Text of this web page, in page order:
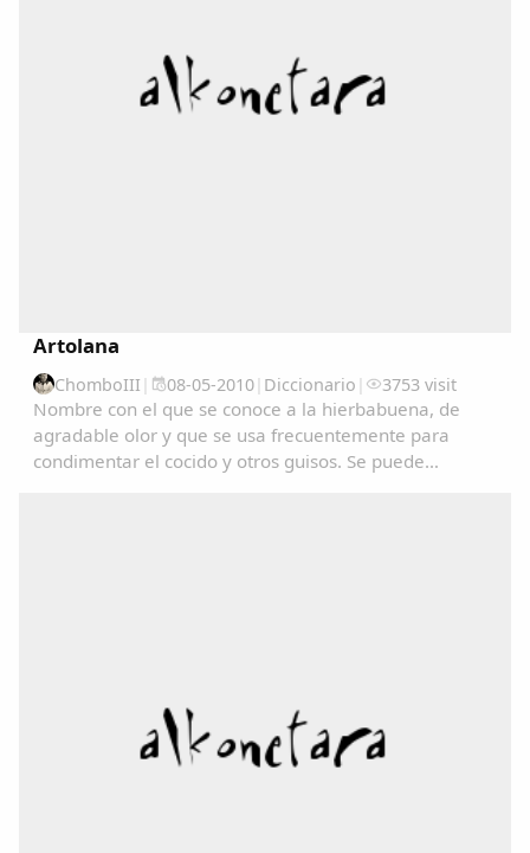
Artolana
ChomboIII | 08-05-2010| Diccionario | 3753 visit
Nombre con el que se conoce a la hierbabuena, de
agradable olor y que se usa frecuentemente para
condimentar el cocido y otros guisos. Se puede
Copiar enlace